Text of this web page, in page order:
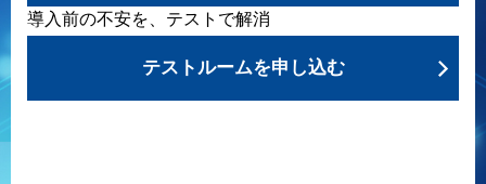
導入前の不安を、テストで解消
テストルームを申し込む